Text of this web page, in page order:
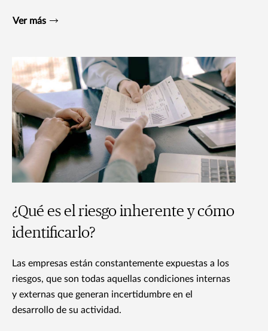
Ver más
¿Qué es el riesgo inherente y cómo
identificarlo?
Las empresas están constantemente expuestas a los
riesgos, que son todas aquellas condiciones internas
y externas que generan incertidumbre en el
desarrollo de su actividad.